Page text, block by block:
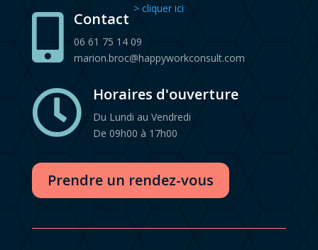
> cliquer ici
 Contact
06 61 75 14 09
marion.broc@happyworkconsult.com
 Horaires d'ouverture
Du Lundi au Vendredi
De 09h00 à 17h00
Prendre un rendez-vous